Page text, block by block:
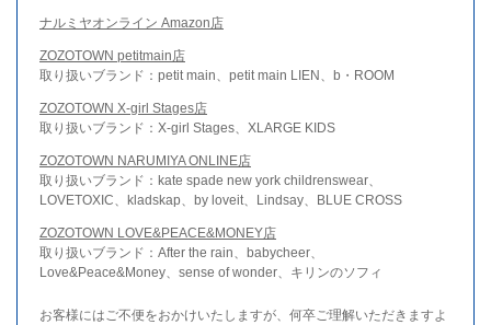
ナルミヤオンライン Amazon店
ZOZOTOWN petitmain店
取り扱いブランド：petit main、petit main LIEN、b・ROOM
ZOZOTOWN X-girl Stages店
取り扱いブランド：X-girl Stages、XLARGE KIDS
ZOZOTOWN NARUMIYA ONLINE店
取り扱いブランド：kate spade new york childrenswear、
LOVETOXIC、kladskap、by loveit、Lindsay、BLUE CROSS
ZOZOTOWN LOVE&PEACE&MONEY店
取り扱いブランド：After the rain、babycheer、
Love&Peace&Money、sense of wonder、キリンのソフィ
お客様にはご不便をおかけいたしますが、何卒ご理解いただきますよ